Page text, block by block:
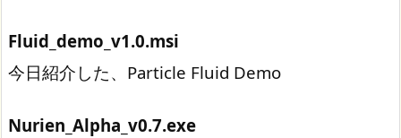
Fluid_demo_v1.0.msi
今日紹介した、Particle Fluid Demo
Nurien_Alpha_v0.7.exe